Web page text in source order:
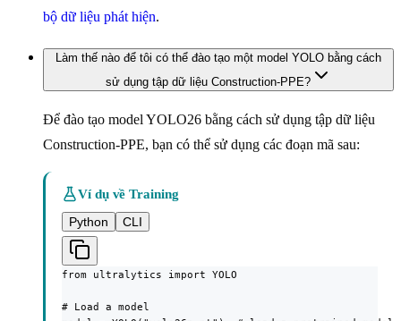
bộ dữ liệu phát hiện.
Làm thế nào để tôi có thể đào tạo một model YOLO bằng cách
sử dụng tập dữ liệu Construction-PPE?
Để đào tạo model YOLO26 bằng cách sử dụng tập dữ liệu
Construction-PPE, bạn có thể sử dụng các đoạn mã sau:
Ví dụ về Training
Python
CLI
from ultralytics import YOLO
# Load a model